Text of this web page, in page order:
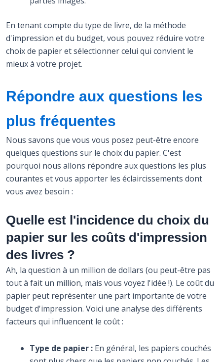
En tenant compte du type de livre, de la méthode
d'impression et du budget, vous pouvez réduire votre
choix de papier et sélectionner celui qui convient le
mieux à votre projet.
Répondre aux questions les
plus fréquentes
Nous savons que vous vous posez peut-être encore
quelques questions sur le choix du papier. C'est
pourquoi nous allons répondre aux questions les plus
courantes et vous apporter les éclaircissements dont
vous avez besoin :
Quelle est l'incidence du choix du
papier sur les coûts d'impression
des livres ?
Ah, la question à un million de dollars (ou peut-être pas
tout à fait un million, mais vous voyez l'idée !). Le coût du
papier peut représenter une part importante de votre
budget d'impression. Voici une analyse des différents
facteurs qui influencent le coût :
Type de papier : En général, les papiers couchés